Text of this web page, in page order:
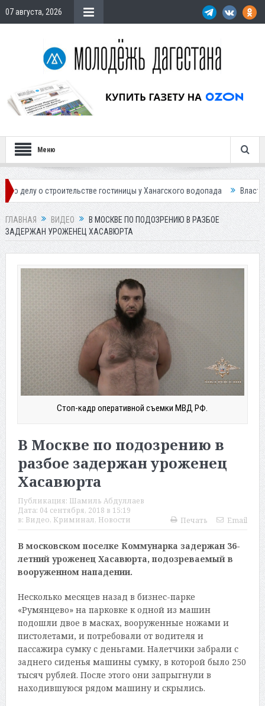
07 августа, 2026
Меню
гостиницы у Ханагского водопада Власти Махачкалы
ГЛАВНАЯ ВИДЕО
В МОСКВЕ ПО ПОДОЗРЕНИЮ В РАЗБОЕ
ЗАДЕРЖАН УРОЖЕНЕЦ ХАСАВЮРТА
Стоп-кадр оперативной съемки МВД РФ.
В Москве по подозрению в
разбое задержан уроженец
Хасавюрта
Публикация: Шамиль Абдуллаев
Дата: 04 сентября, 2018 в 15:19
в: Видео, Криминал, Новости Печать Email
В московском поселке Коммунарка задержан 36-
летний уроженец Хасавюрта, подозреваемый в
вооруженном нападении.
Несколько месяцев назад в бизнес-парке
«Румянцево» на парковке к одной из машин
подошли двое в масках, вооруженные ножами и
пистолетами, и потребовали от водителя и
пассажира сумку с деньгами. Налетчики забрали с
заднего сиденья машины сумку, в которой было 250
тысяч рублей. После этого они запрыгнули в
находившуюся рядом машину и скрылись.